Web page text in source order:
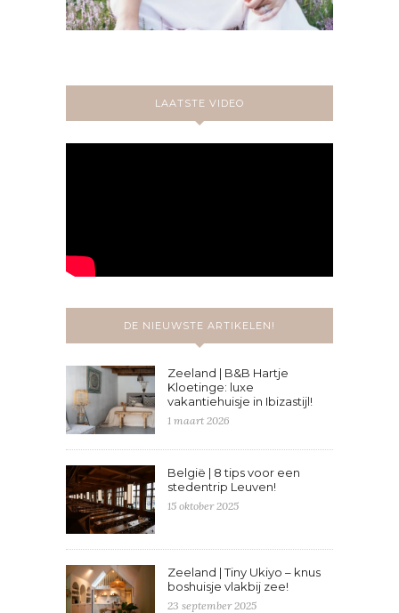
LAATSTE VIDEO
DE NIEUWSTE ARTIKELEN!
Zeeland | B&B Hartje
Kloetinge: luxe
vakantiehuisje in Ibizastijl!
1 maart 2026
België | 8 tips voor een
stedentrip Leuven!
15 oktober 2025
Zeeland | Tiny Ukiyo – knus
boshuisje vlakbij zee!
23 september 2025